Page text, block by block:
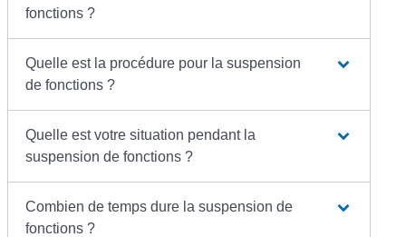
fonctions ?
Quelle est la procédure pour la suspension
de fonctions ?
Quelle est votre situation pendant la
suspension de fonctions ?
Combien de temps dure la suspension de
fonctions ?